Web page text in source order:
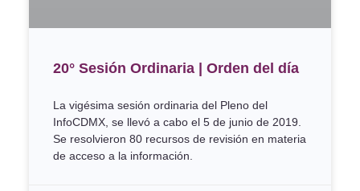
20° Sesión Ordinaria | Orden del día
La vigésima sesión ordinaria del Pleno del
InfoCDMX, se llevó a cabo el 5 de junio de 2019.
Se resolvieron 80 recursos de revisión en materia
de acceso a la información.